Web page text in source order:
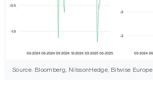
Source: Bloomberg, NilssonHedge, Bitwise Europe